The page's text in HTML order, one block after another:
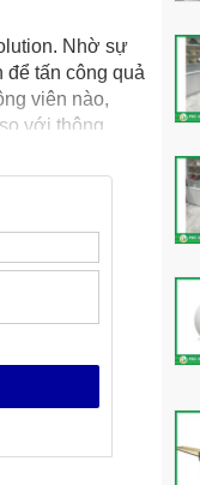
Nhờ sự
tấn công quả
viên nào,
với thông
đánh xoáy
máy sản xuất
những ưu việt
trên Thế
tiến mới nhất
gần với xu